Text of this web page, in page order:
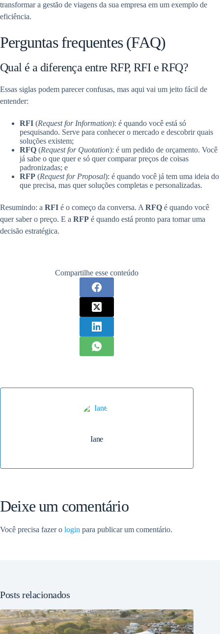
transformar a gestão de viagens da sua empresa em um exemplo de
eficiência.
Perguntas frequentes (FAQ)
Qual é a diferença entre RFP, RFI e RFQ?
Essas siglas podem parecer confusas, mas aqui vai um jeito fácil de
entender:
RFI (Request for Information): é quando você está só
pesquisando. Serve para conhecer o mercado e descobrir quais
soluções existem;
RFQ (Request for Quotation): é um pedido de orçamento. Você
já sabe o que quer e só quer comparar preços de coisas
padronizadas; e
RFP (Request for Proposal): é quando você já tem uma ideia do
que precisa, mas quer soluções completas e personalizadas.
Resumindo: a RFI é o começo da conversa. A RFQ é quando você
quer saber o preço. E a RFP é quando está pronto para tomar uma
decisão estratégica.
Compartilhe esse conteúdo
Iane
Deixe um comentário
Você precisa fazer o login para publicar um comentário.
Posts relacionados